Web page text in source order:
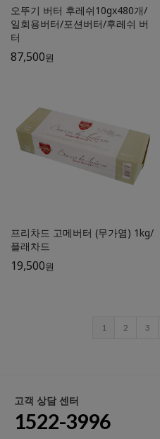
오뚜기 버터 후레쉬10gx480개/
일회용버터/포션버터/후레쉬 버
터
87,500원
프리차드 고메버터 (무가염) 1kg/
플래차드
19,500원
1 2 3
고객 상담 센터
1522-3996